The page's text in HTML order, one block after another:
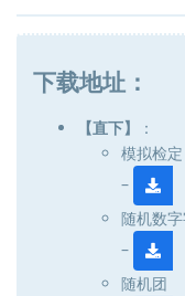
下载地址：
【直下】
：
模拟检定
–
随机数
–
随机团